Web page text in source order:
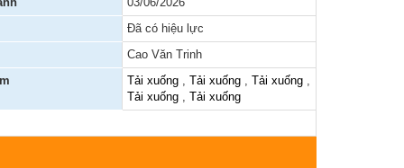
Báo cáo, số liệu thống kê
Văn bản quy phạm pháp luật
Lịch công tác
Kết quả chương trình, đề tài khoa học
Đã có hiệu lực
Cao Văn Trinh
Tải xuống Tải xuống Tải xuống
Tải xuống
Tải xuống